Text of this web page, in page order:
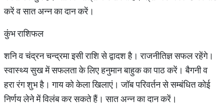
करें व सात अन्न का दान करें।
कुंभ राशिफल
शनि व चंद्रन चन्द्रमा इसी राशि से द्वादश है। राजनीतिज्ञ सफल रहेंगे।
स्वास्थ्य सुख में सफलता के लिए हनुमान बाहुक का पाठ करें। बैगनी व
हरा रंग शुभ है। गाय को केला खिलाएं। जॉब परिवर्तन से सम्बंधित कोई
निर्णय लेने में विलंब कर सकते हैं। सात अन्न का दान करें।